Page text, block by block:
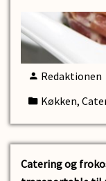
Redaktionen
Køkken,
Catering og